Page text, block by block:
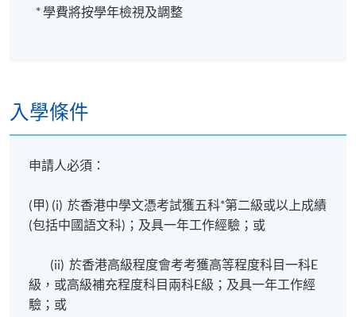
* 學費將按學年檢視及調整
入學條件
申請人必須：
(甲) (i) 於香港中學文憑考試獲五科*第二級或以上成績
(包括中國語文科) ；及具一年工作經驗；或
(ii) 於香港高級程度會考考獲高等程度科目一科E
級，或高級補充程度科目兩科E級 ；及具一年工作經
驗；或